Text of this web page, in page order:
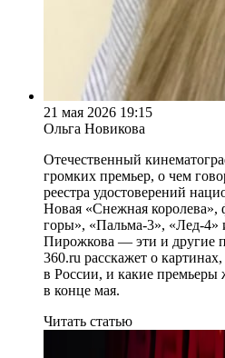
21 мая 2026 19:15
Ольга Новикова
Отечественный
громких премьер, о чем
реестра удостоверений
Новая «Снежная королева»,
горы», «Пальма-3», «Лед-4»
Пирожкова — эти и другие
360.ru расскажет о
в России, и какие премьеры
в конце мая.
Читать статью